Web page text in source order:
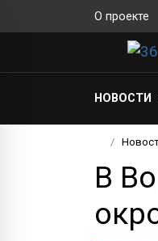
О проекте
НОВОСТИ
В